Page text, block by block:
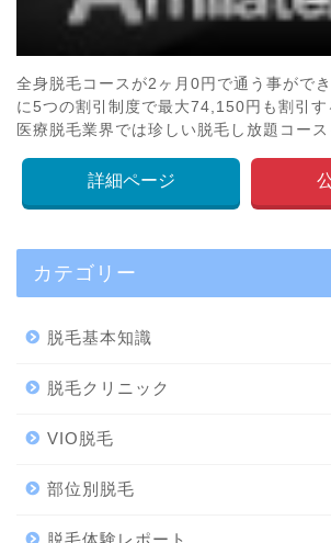
全身脱毛コースが2ヶ月0円で通う事がで
に5つの割引制度で最大74,150円も割引す
医療脱毛業界では珍しい脱毛し放題コース
詳細ページ
カテゴリー
脱毛基本知識
脱毛クリニック
VIO脱毛
部位別脱毛